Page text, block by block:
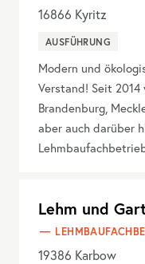
16866 Kyritz
AUSFÜHRUNG
Modern und
Verstand! Seit 2014
Brandenburg,
aber auch darüber
Lehm und
19386 Karbow